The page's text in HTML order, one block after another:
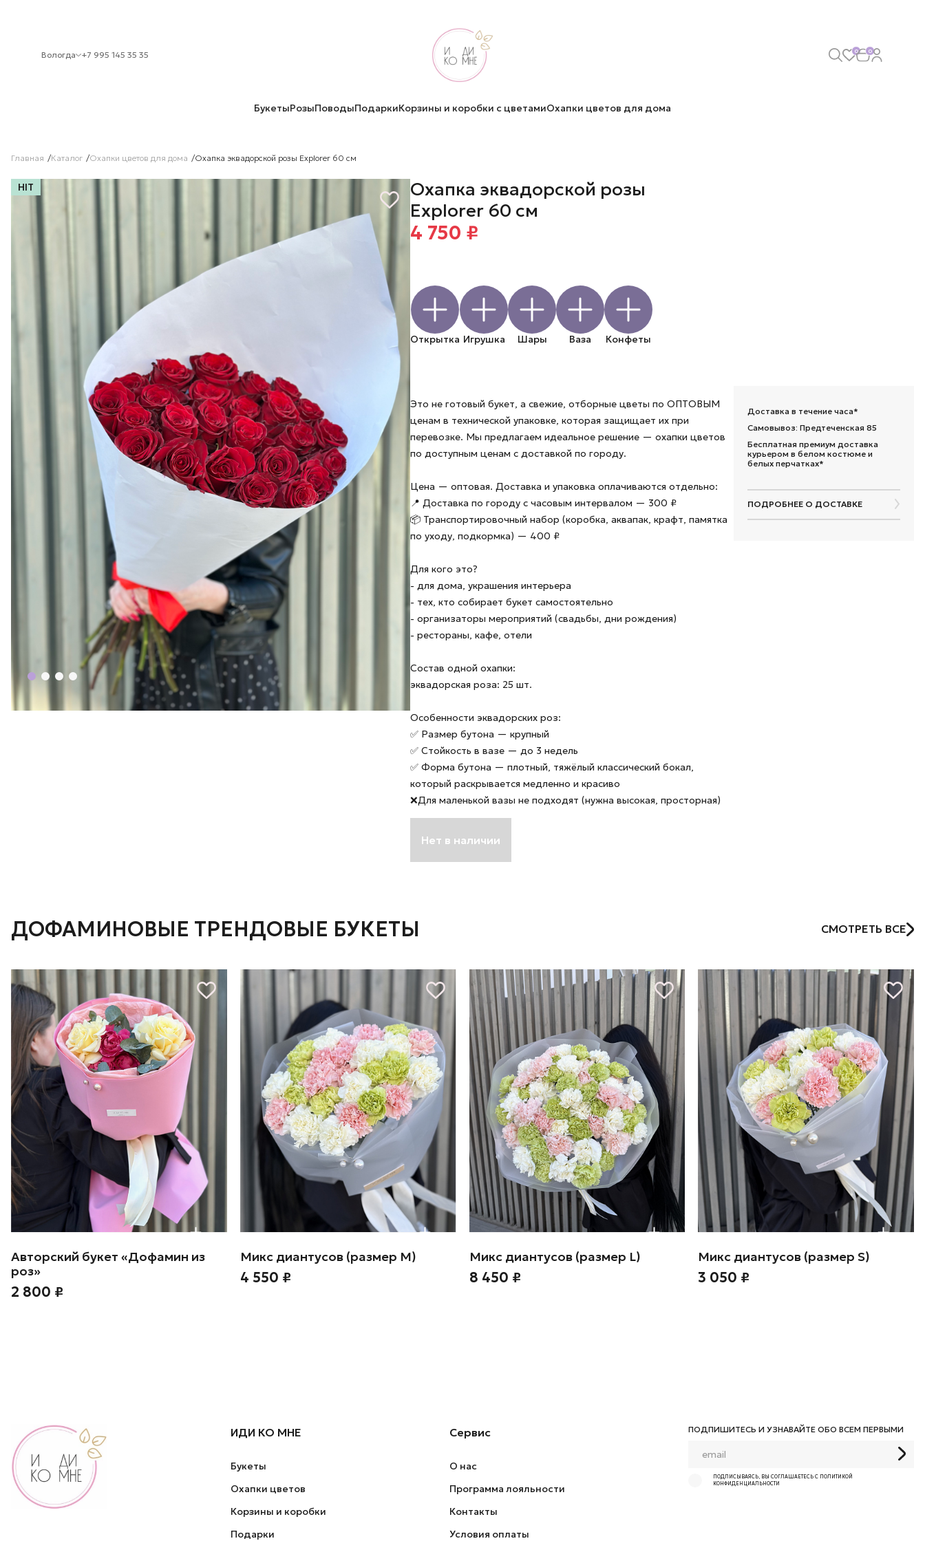
Вологда +7 995 145 35 35 0 0
БукетыРозыПоводыПодаркиКорзины и коробки с цветамиОхапки цветов для дома
Главная Каталог Охапки цветов для дома Охапка эквадорской розы Explorer 60 см
HIT
Охапка эквадорской розы
Explorer 60 см
4 750 ₽
Открытка Игрушка Шары Ваза Конфеты
Это не готовый букет, а свежие, отборные цветы по ОПТОВЫМ
ценам в технической упаковке, которая защищает их при
перевозке. Мы предлагаем идеальное решение — охапки цветов
по доступным ценам с доставкой по городу.
Цена — оптовая. Доставка и упаковка оплачиваются отдельно:
📍 Доставка по городу с часовым интервалом — 300 ₽
📦 Транспортировочный набор (коробка, аквапак, крафт, памятка
по уходу, подкормка) — 400 ₽
Для кого это?
- для дома, украшения интерьера
- тех, кто собирает букет самостоятельно
- организаторы мероприятий (свадьбы, дни рождения)
- рестораны, кафе, отели
Состав одной охапки:
эквадорская роза: 25 шт.
Особенности эквадорских роз:
✅ Размер бутона — крупный
✅ Стойкость в вазе — до 3 недель
✅ Форма бутона — плотный, тяжёлый классический бокал,
который раскрывается медленно и красиво
❌Для маленькой вазы не подходят (нужна высокая, просторная)
Доставка в течение часа*
Самовывоз: Предтеченская 85
Бесплатная премиум доставка
курьером в белом костюме и
белых перчатках*
ПОДРОБНЕЕ О ДОСТАВКЕ
Нет в наличии
ДОФАМИНОВЫЕ ТРЕНДОВЫЕ БУКЕТЫ СМОТРЕТЬ ВСЕ
Авторский букет «Дофамин из
роз»
2 800 ₽
Микс диантусов (размер М)
4 550 ₽
Микс диантусов (размер L)
8 450 ₽
Микс диантусов (размер S)
3 050 ₽
ИДИ КО МНЕ
Букеты
Охапки цветов
Корзины и коробки
Подарки
Сервис
О нас
Программа лояльности
Контакты
Условия оплаты
ПОДПИШИТЕСЬ И УЗНАВАЙТЕ ОБО ВСЕМ ПЕРВЫМИ
ПОДПИСЫВАЯСЬ, ВЫ СОГЛАШАЕТЕСЬ С ПОЛИТИКОЙ
КОНФИДЕНЦИАЛЬНОСТИ